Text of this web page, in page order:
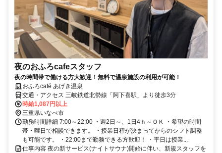
夜のおふろcafeスタッフ
夜の時間帯で働ける方大歓迎！無料で温泉施設の利用が可能！
おふろcafé あげき温泉
交通・アクセス 三岐鉄道北勢線「阿下喜駅」より徒歩3分
時給1,087円以上
三重県いなべ市
勤務時間詳細 7:00～22:00 ・週2日～、1日4ｈ～ＯＫ ・希望の時間
帯・曜日で相談できます。 ・授業日程が決まってからのシフト調整
も可能です。 ・22:00まで勤務できる方歓迎！ ・平日は授業...
仕事内容 夜の新サービス(ナイトサウナ)開始に伴い、新規スタッフを